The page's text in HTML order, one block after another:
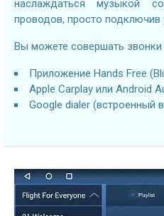
наслаждаться музыкой
проводов, просто подключив
Вы можете совершать
Приложение Hands Free
Apple Carplay или Android
Google dialer (встроенный